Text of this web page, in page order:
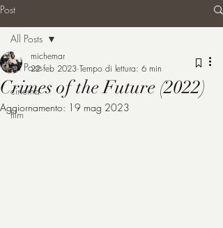
michemar
Post
All Posts
cinema
film
All Posts
Crimes of the Future (2022)
michemar
22 feb 2023 Tempo di lettura: 6 min
Aggiornamento: 19 mag 2023